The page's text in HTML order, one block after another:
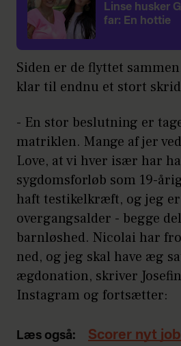
Linse husker
far: En hottie
Siden er de flyttet
klar til endnu et stort
- En stor beslutning er
matriklen. Mange af jer
Love, at vi hver især har
sygdomsforløb som 19-
haft testikelkræft, og jeg
overgangsalder - begge
barnløshed. Nicolai har
ned, og jeg skal have æg
ægdonation, skriver
Instagram og fortsætter:
Læs også:
Scorer nyt